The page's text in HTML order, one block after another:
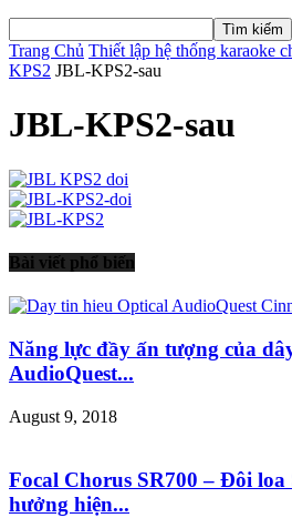
Trang Chủ Thiết lập hệ thống karaoke
KPS2 JBL-KPS2-sau
JBL-KPS2-sau
Bài viết phổ biến
Năng lực đầy ấn tượng của
AudioQuest...
August 9, 2018
Focal Chorus SR700 – Đôi
hưởng hiện...